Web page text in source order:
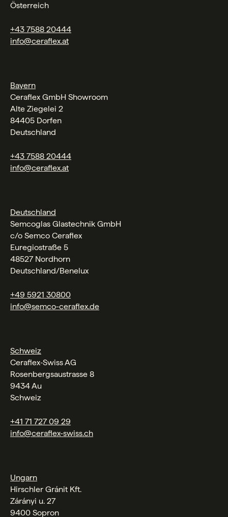
Österreich
+43 7588 20444
info@ceraflex.at
Bayern
Ceraflex GmbH Showroom
Alte Ziegelei 2
84405 Dorfen
Deutschland
+43 7588 20444
info@ceraflex.at
Deutschland
Semcoglas Glastechnik GmbH
c/o Semco Ceraflex
Euregiostraße 5
48527 Nordhorn
Deutschland/Benelux
+49 5921 30800
info@semco-ceraflex.de
Schweiz
Ceraflex‑Swiss AG
Rosenbergsaustrasse 8
9434 Au
Schweiz
+41 71 727 09 29
info@ceraflex-swiss.ch
Ungarn
Hirschler Gránit Kft.
Zárányi u. 27
9400 Sopron